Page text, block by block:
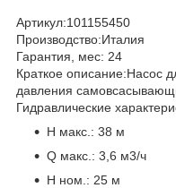
Артикул:101155450
Производство:Италия
Гарантия, мес: 24
Краткое описание:Насос
давления
Гидравлические
H макс.: 38 м
Q макс.: 3,6 м3/ч
H ном.: 25 м